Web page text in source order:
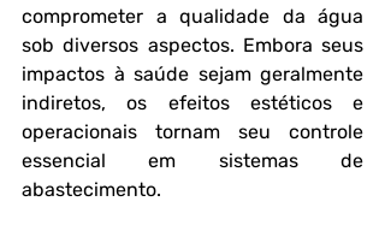
comprometer a qualidade da água
sob diversos aspectos. Embora seus
impactos à saúde sejam geralmente
indiretos, os efeitos estéticos e
operacionais tornam seu controle
essencial em sistemas de
abastecimento.